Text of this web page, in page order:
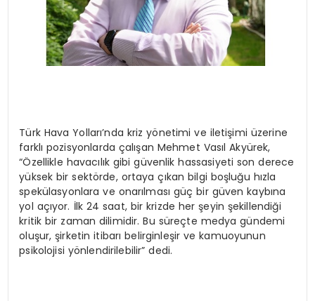
Türk Hava Yolları’nda kriz yönetimi ve iletişimi üzerine
farklı pozisyonlarda çalışan Mehmet Vasıl Akyürek,
“Özellikle havacılık gibi güvenlik hassasiyeti son derece
yüksek bir sektörde, ortaya çıkan bilgi boşluğu hızla
spekülasyonlara ve onarılması güç bir güven kaybına
yol açıyor. İlk 24 saat, bir krizde her şeyin şekillendiği
kritik bir zaman dilimidir. Bu süreçte medya gündemi
oluşur, şirketin itibarı belirginleşir ve kamuoyunun
psikolojisi yönlendirilebilir” dedi.